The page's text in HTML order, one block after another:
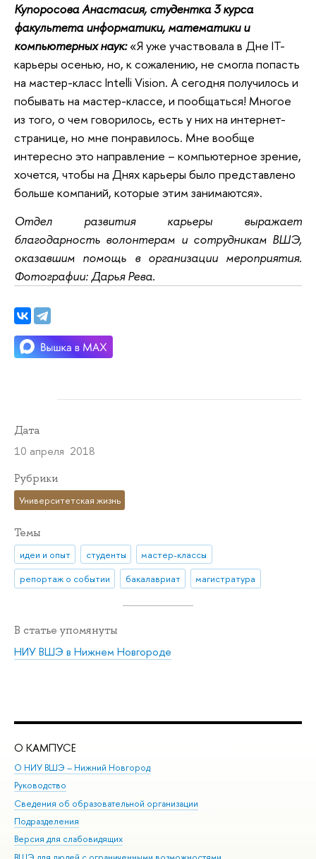
Купоросова Анастасия, студентка 3 курса
факультета информатики, математики и
компьютерных наук:«Я уже участвовала в Дне IT-
карьеры осенью, но, к сожалению, не смогла попасть
на мастер-класс Intelli Vision. А сегодня получилось и
побывать на мастер-классе, и пообщаться! Многое
из того, о чем говорилось, есть у них на интернет-
странице, но мне понравилось. Мне вообще
интересно это направление – компьютерное зрение,
хочется, чтобы на Днях карьеры было представлено
больше компаний, которые этим занимаются».
Отдел развития карьеры выражает
благодарность волонтерам и сотрудникам ВШЭ,
оказавшим помощь в организации мероприятия.
Фотографии: Дарья Рева.
Дата
10 апреля 2018
Рубрики
Университетская жизнь
Темы
идеи и опыт студенты
мастер-классы
репортаж о событии
бакалавриат магистратура
В статье упомянуты
НИУ ВШЭ в Нижнем Новгороде
О КАМПУСЕ
О НИУ ВШЭ – Нижний Новгород
Руководство
Сведения об образовательной организации
Подразделения
Версия для слабовидящих